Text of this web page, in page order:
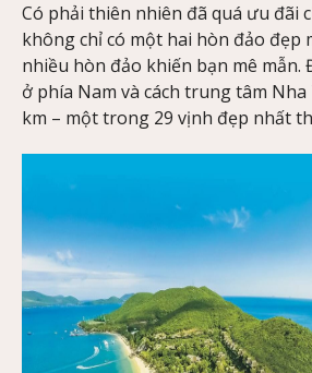
Có phải thiên nhiên đã quá ưu đãi
không chỉ có một hai hòn đảo đẹp
nhiều hòn đảo khiến bạn mê mẫn.
ở phía Nam và cách trung tâm
km – một trong 29 vịnh đẹp nhất